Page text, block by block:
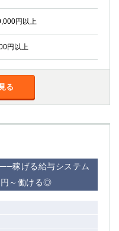
円以上
円以上
る
稼げる給与システム
円～働ける◎